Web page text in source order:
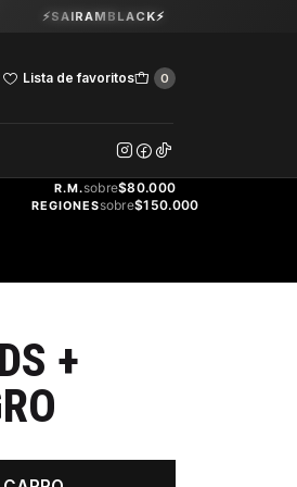
Lista de favoritos 0
Oficina 102.Ver Horarios
⚡SAIRAMBLACK⚡
GRATIS
R.M.sobre$80.000
REGIONESsobre$150.000
+